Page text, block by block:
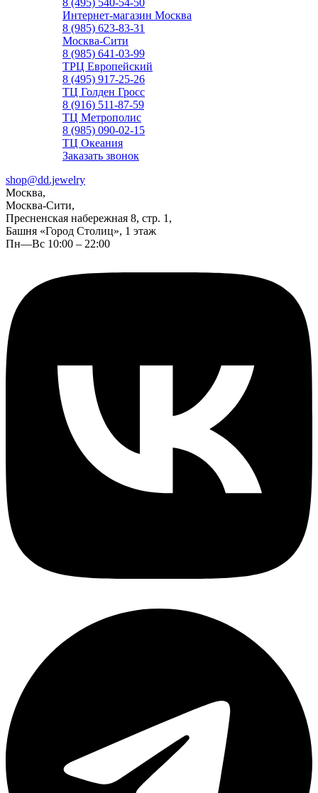
8 (495) 540-54-50
Интернет-магазин Москва
8 (985) 623-83-31
Москва-Сити
8 (985) 641-03-99
ТРЦ Европейский
8 (495) 917-25-26
ТЦ Голден Гросс
8 (916) 511-87-59
ТЦ Метрополис
8 (985) 090-02-15
ТЦ Океания
Заказать звонок
shop@dd.jewelry
Москва,
Москва-Сити,
Пресненская набережная 8, стр. 1,
Башня «Город Столиц», 1 этаж
Пн—Вс 10:00 – 22:00